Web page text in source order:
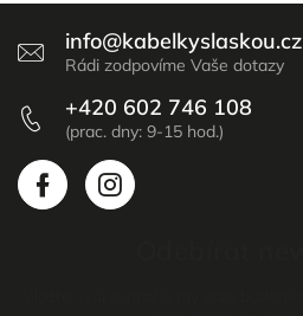
info@kabelkyslaskou.cz
+420 602 746 108